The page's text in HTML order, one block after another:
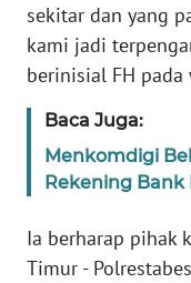
sekitar dan yang
kami jadi
berinisial FH pada
Baca Juga:
Menkomdigi
Rekening
Ia berharap pihak
Timur -
WN
BABEL
WN
SUMBAR
SUMSEL